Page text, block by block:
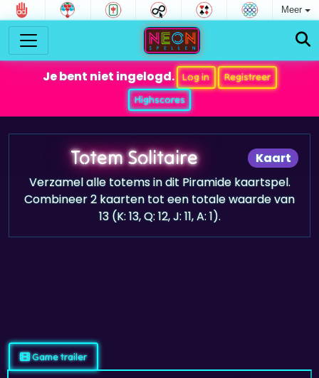
Meer
Je bent niet ingelogd. Log in
Registreer
Highscores
Kaart
Totem Solitaire
Verzamel alle totems in dit Piramide kaartspel.
Combineer 2 kaarten tot een totale waarde van
13 (K: 13, Q: 12, J: 11, A: 1).